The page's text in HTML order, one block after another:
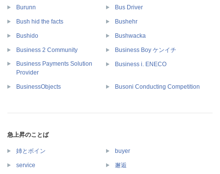
Burunn Bus Driver
Bush hid the facts Bushehr
Bushido Bushwacka
Business 2 Community
Business Boy ケンイチ
Business Payments Solution
Provider
Business i. ENECO
BusinessObjects Busoni Conducting Competition
急上昇のことば
姉とボイン buyer
service 邂逅